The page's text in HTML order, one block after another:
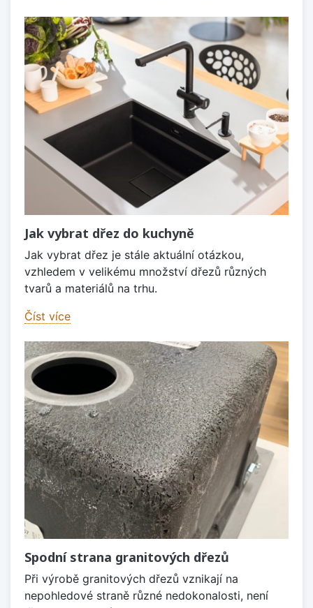
Jak vybrat dřez do kuchyně
Jak vybrat dřez je stále aktuální otázkou,
vzhledem v velikému množství dřezů různých
tvarů a materiálů na trhu.
Číst více
Spodní strana granitových dřezů
Při výrobě granitových dřezů vznikají na
nepohledové straně různé nedokonalosti, není